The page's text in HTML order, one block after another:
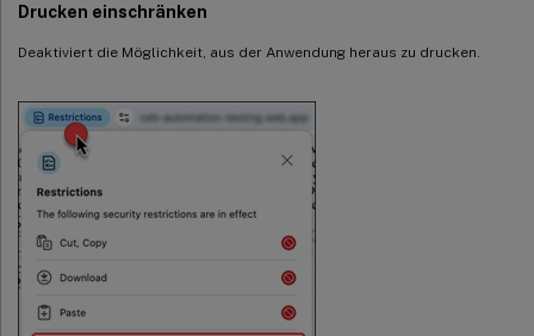
Drucken einschränken
Deaktiviert die Möglichkeit, aus der Anwendung heraus zu drucken.